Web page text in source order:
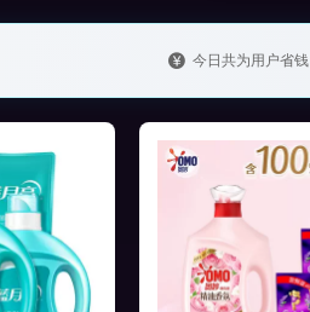
今日共为用户省钱